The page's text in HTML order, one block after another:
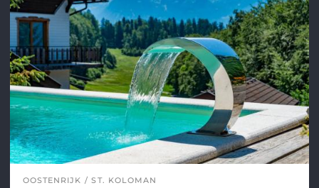
OOSTENRIJK ST. KOLOMAN